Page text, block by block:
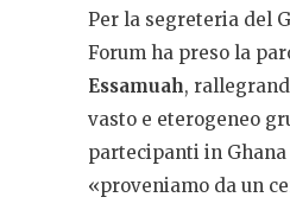
Per la segreteria del
Forum ha preso la
Essamuah,
vasto e eterogeneo
partecipanti in
«proveniamo da un